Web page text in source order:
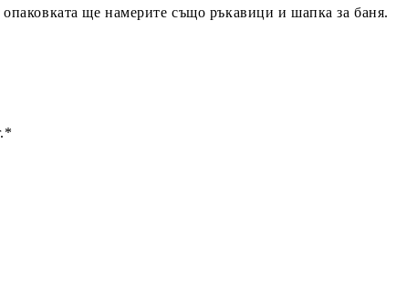
ще намерите също ръкавици и шапка за баня.